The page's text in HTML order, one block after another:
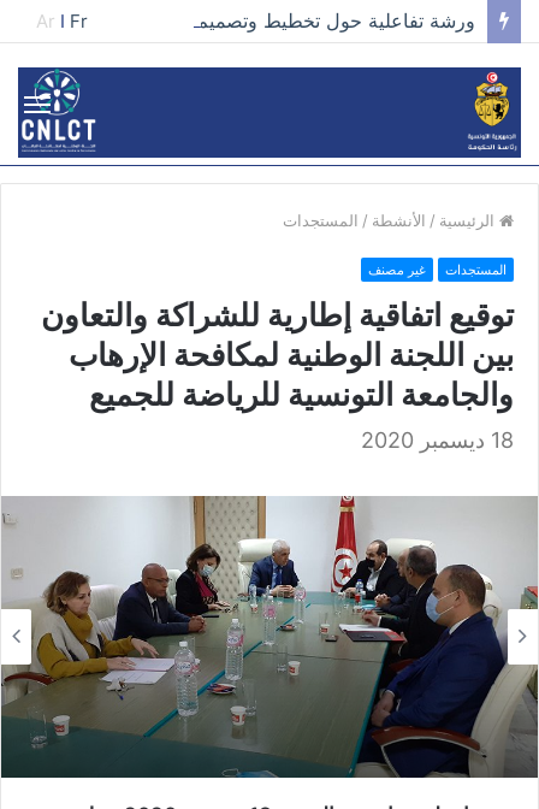
Ar I Fr
الرئيسية / الأنشطة / المستجدات
المستجدات غير مصنف
توقيع اتفاقية إطارية للشراكة والتعاون
بين اللجنة الوطنية لمكافحة الإرهاب
والجامعة التونسية للرياضة للجميع
18 دیسمبر 2020